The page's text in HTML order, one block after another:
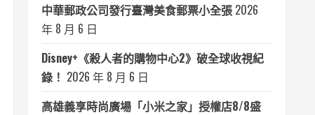
中華郵政公司發行臺灣美食郵票小全張 2026
年 8 月 6 日
Disney+《殺人者的購物中心2》破全球收視紀
錄！ 2026 年 8 月 6 日
高雄義享時尚廣場「小米之家」授權店8/8盛